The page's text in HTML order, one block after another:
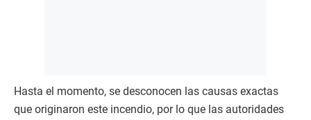
Hasta el momento, se desconocen las causas exactas
que originaron este incendio, por lo que las autoridades